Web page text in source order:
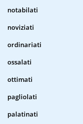
notabilati
noviziati
ordinariati
ossalati
ottimati
pagliolati
palatinati